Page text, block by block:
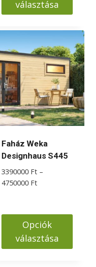
választása
a
terméknek
több
variációja
van.
A
változatok
a
termékoldalon
választhatók
Faház Weka
Designhaus S445
3390000 Ft –
4750000 FtÁrtartomány:
4750000 Ft
Opciók
választása